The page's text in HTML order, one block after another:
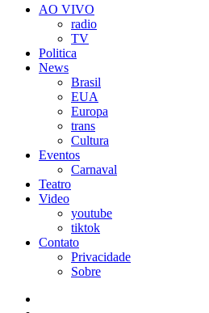
AO VIVO
radio
TV
Politica
News
Brasil
EUA
Europa
trans
Cultura
Eventos
Carnaval
Teatro
Video
youtube
tiktok
Contato
Privacidade
Sobre